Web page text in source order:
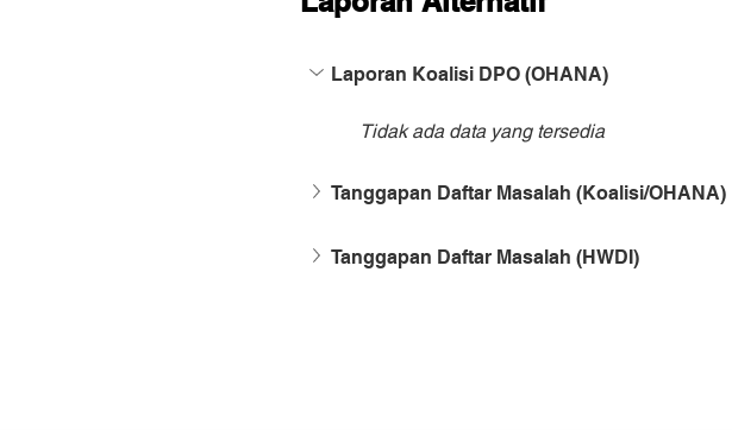
Laporan Koalisi DPO (OHANA)
Tidak ada data yang tersedia
Tanggapan Daftar Masalah (Koalisi/OHANA)
Tanggapan Daftar Masalah (HWDI)